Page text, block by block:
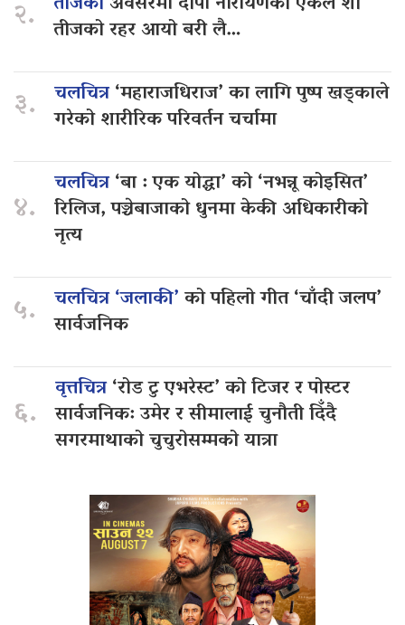
२. तीजको रहर आयो बरी लै…
३. चलचित्र‘महाराजधिराज’ का लागि पुष्प खड्काले
गरेको शारीरिक परिवर्तन चर्चामा
४.
चलचित्र‘बा : एक योद्धा’ को ‘नभन्नू कोइसित’
रिलिज, पञ्चेबाजाको धुनमा केकी अधिकारीको
नृत्य
५. चलचित्र ‘जलाकी’को पहिलो गीत ‘चाँदी जलप’
सार्वजनिक
६.
वृत्तचित्र‘रोड टु एभरेस्ट’ को टिजर र पोस्टर
सार्वजनिक: उमेर र सीमालाई चुनौती दिँदै
सगरमाथाको चुचुरोसम्मको यात्रा